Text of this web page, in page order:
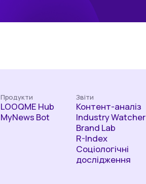
Продукти
LOOQME Hub
MyNews Bot
Звіти
Контент-аналіз
Industry Watcher
Brand Lab
R-Index
Соціологічні
дослідження